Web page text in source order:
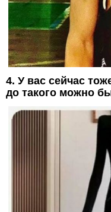
4. У вас сейчас
до такого можно